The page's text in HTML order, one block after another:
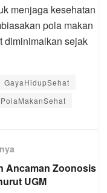
menjaga kesehatan
pola makan
diminimalkan sejak
GayaHidupSehat
PolaMakanSehat
Ancaman Zoonosis
UGM